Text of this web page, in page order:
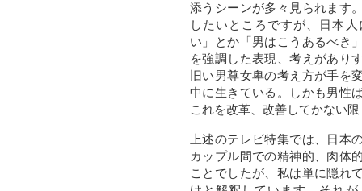
添うシーンが多々見られます
したいところですが、日本
い」とか「男はこうあるべき
を強調した表現、考えがあり
旧い男尊女卑の考え方が手を
中に生きている。しかも男性
これを改革、改善してかない
上述のテレビ特集では、日本
カップル間での精神的、肉体
ことでしたが、私は単に隠れ